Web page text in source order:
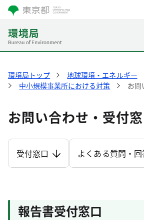
環境局トップ
地球環境・エネルギー
中小規模事業所における対策
お問
お問い合わせ・受付
受付窓口 よくある質問・
報告書受付窓口